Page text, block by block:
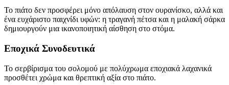
Το πιάτο δεν προσφέρει μόνο απόλαυση στον ουρανίσκο, αλλά και
ένα ευχάριστο παιχνίδι υφών: η τραγανή πέτσα και η μαλακή σάρκα
δημιουργούν μια ικανοποιητική αίσθηση στο στόμα.
Εποχικά Συνοδευτικά
Το σερβίρισμα του σολομού με πολύχρωμα εποχιακά λαχανικά
προσθέτει χρώμα και θρεπτική αξία στο πιάτο.